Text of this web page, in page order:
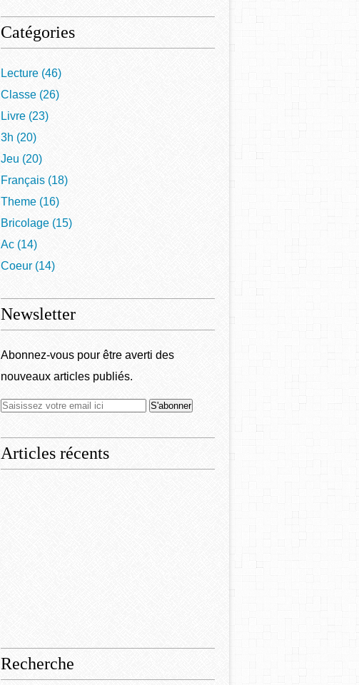
Catégories
Lecture (46)
Classe (26)
Livre (23)
3h (20)
Jeu (20)
Français (18)
Theme (16)
Bricolage (15)
Ac (14)
Coeur (14)
Newsletter
Abonnez-vous pour être averti des
nouveaux articles publiés.
Articles récents
Recherche